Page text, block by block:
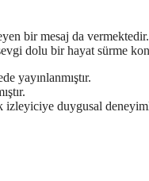
bir mesaj da
dolu bir hayat sürme
yayınlanmıştır.
duygusal